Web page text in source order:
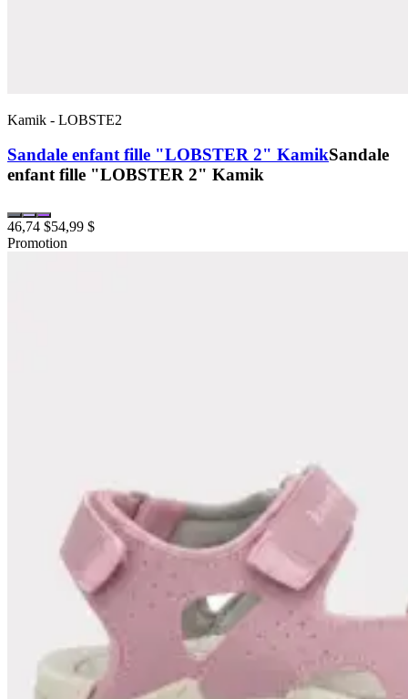
Kamik - LOBSTE2
Sandale enfant fille "LOBSTER 2" KamikSandale
enfant fille "LOBSTER 2" Kamik
46,74 $54,99 $
Promotion